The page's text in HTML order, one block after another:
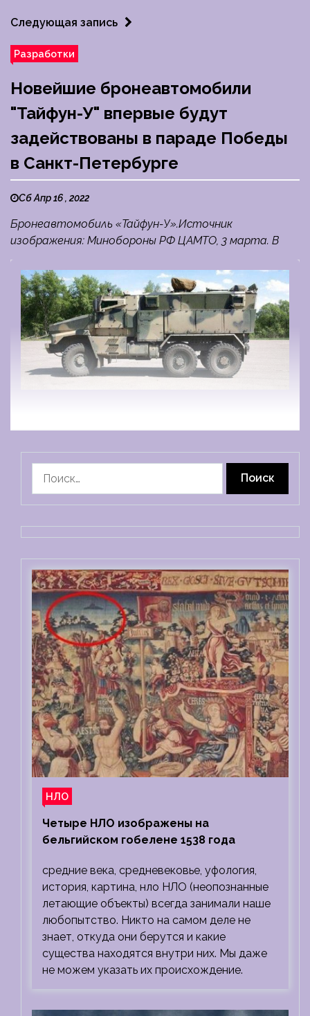
Следующая запись
Разработки
Новейшие бронеавтомобили
"Тайфун-У" впервые будут
задействованы в параде Победы
в Санкт-Петербурге
Сб Апр 16 , 2022
Бронеавтомобиль «Тайфун-У».Источник
изображения: Минобороны РФ ЦАМТО, 3 марта. В
НЛО
Четыре НЛО изображены на
бельгийском гобелене 1538 года
средние века, средневековье, уфология,
история, картина, нло НЛО (неопознанные
летающие объекты) всегда занимали наше
любопытство. Никто на самом деле не
знает, откуда они берутся и какие
существа находятся внутри них. Мы даже
не можем указать их происхождение.